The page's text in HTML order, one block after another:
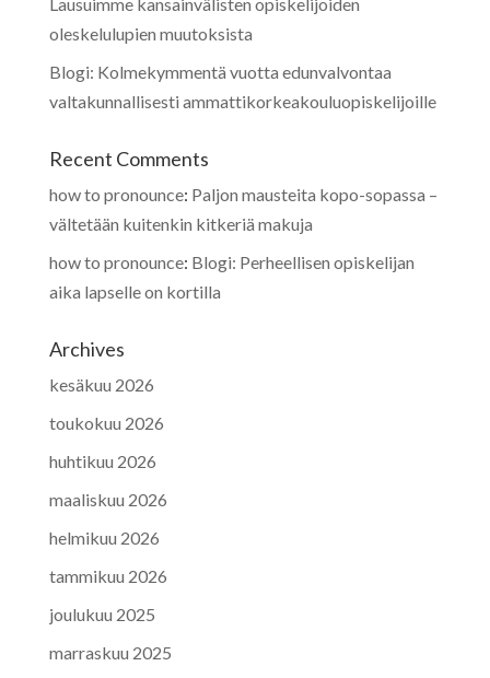
oleskelulupien muutoksista
Blogi: Kolmekymmentä vuotta edunvalvontaa
valtakunnallisesti ammattikorkeakouluopiskelijoille
Recent Comments
how to pronounce: Paljon mausteita kopo-sopassa –
vältetään kuitenkin kitkeriä makuja
how to pronounce: Blogi: Perheellisen opiskelijan
aika lapselle on kortilla
Archives
kesäkuu 2026
toukokuu 2026
huhtikuu 2026
maaliskuu 2026
helmikuu 2026
tammikuu 2026
joulukuu 2025
marraskuu 2025